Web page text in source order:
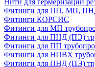
Нити для гермеризации
Фитинги для ПП, МП,
Фитинги КОРСИС
Фитинги для МП
Фитинги для ПНД (ПЭ)
Фитинги для ПП
Фитинги для НПВХ
Фитинги для ПНД (ПЭ)